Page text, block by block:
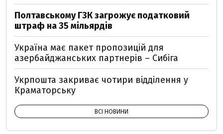
Полтавському ГЗК загрожує податковий
штраф на 35 мільярдів
Україна має пакет пропозицій для
азербайджанських партнерів – Сибіга
Укрпошта закриває чотири відділення у
Краматорську
ВСІ НОВИНИ